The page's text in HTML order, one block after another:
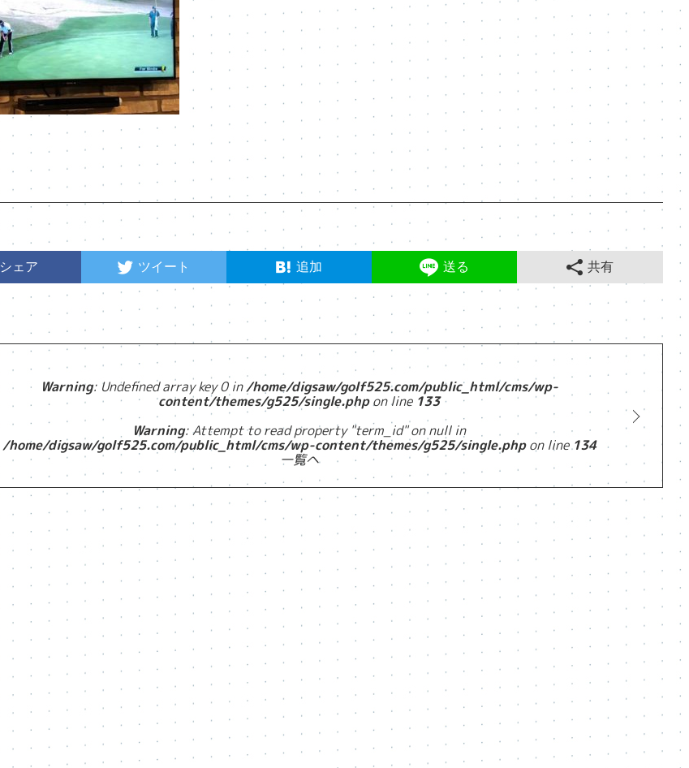
シェア ツイート 追加 送る 共有
Warning: Undefined array key 0 in/home/digsaw/golf525.com/public_html/cms/wp-
content/themes/g525/single.phpon line 133
Warning: Attempt to read property "term_id" on null in
/home/digsaw/golf525.com/public_html/cms/wp-content/themes/g525/single.phpon line134
一覧へ